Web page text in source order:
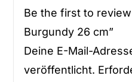
Be the first to
Burgundy 26 cm”
Deine E-Mail-
veröffentlicht.